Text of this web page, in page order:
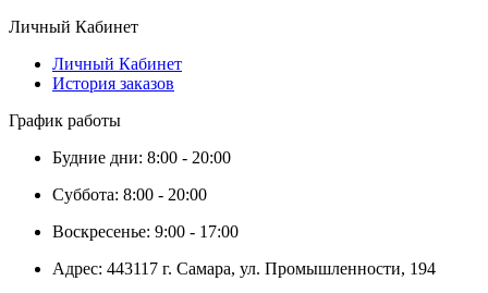
Личный Кабинет
Личный Кабинет
История заказов
График работы
Будние дни: 8:00 - 20:00
Суббота: 8:00 - 20:00
Воскресенье: 9:00 - 17:00
Адрес: 443117 г. Самара, ул. Промышленности, 194